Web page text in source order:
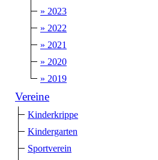
» 2023
» 2022
» 2021
» 2020
» 2019
Vereine
Kinderkrippe
Kindergarten
Sportverein